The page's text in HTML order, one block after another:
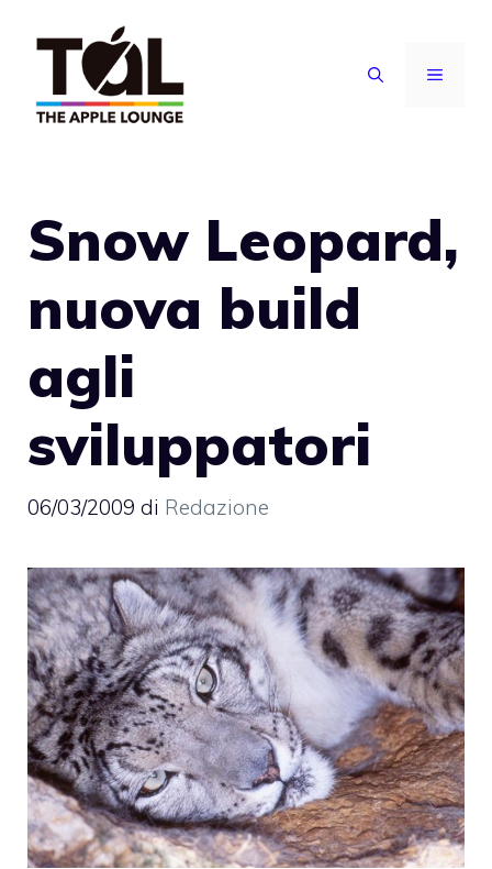
contenuto
MENU
Snow Leopard,
nuova build
agli
sviluppatori
06/03/2009 di Redazione